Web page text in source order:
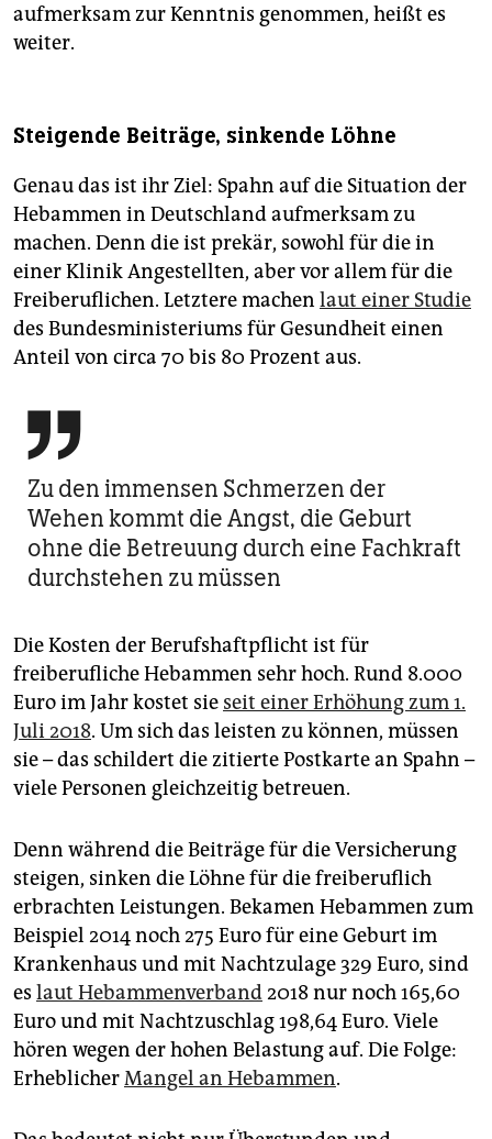
aufmerksam zur Kenntnis genommen, heißt es
weiter.
Steigende Beiträge, sinkende Löhne
Genau das ist ihr Ziel: Spahn auf die Situation der
Hebammen in Deutschland aufmerksam zu
machen. Denn die ist prekär, sowohl für die in
einer Klinik Angestellten, aber vor allem für die
Freiberuflichen. Letztere machen laut einer Studie
des Bundesministeriums für Gesundheit einen
Anteil von circa 70 bis 80 Prozent aus.

Zu den immensen Schmerzen der
Wehen kommt die Angst, die Geburt
ohne die Betreuung durch eine Fachkraft
durchstehen zu müssen
Die Kosten der Berufshaftpflicht ist für
freiberufliche Hebammen sehr hoch. Rund 8.000
Euro im Jahr kostet sie seit einer Erhöhung zum 1.
Juli 2018. Um sich das leisten zu können, müssen
sie – das schildert die zitierte Postkarte an Spahn –
viele Personen gleichzeitig betreuen.
Denn während die Beiträge für die Versicherung
steigen, sinken die Löhne für die freiberuflich
erbrachten Leistungen. Bekamen Hebammen zum
Beispiel 2014 noch 275 Euro für eine Geburt im
Krankenhaus und mit Nachtzulage 329 Euro, sind
es laut Hebammenverband2018 nur noch 165,60
Euro und mit Nachtzuschlag 198,64 Euro. Viele
hören wegen der hohen Belastung auf. Die Folge:
ErheblicherMangel an Hebammen.